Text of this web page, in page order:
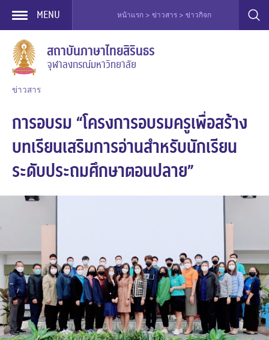
Skip
content
MENU หน้าแรก > ข่าวสาร > ข่าวกิจกรรมอื่น ๆ > การอบรม “โ
สถาบันภาษาไทยสิรินธร
จุฬาลงกรณ์มหาวิทยาลัย
ข่าวสาร
การอบรม “โครงการอบรมครูเพื่อสร้าง
บทเรียนเสริมการอ่านสำหรับนักเรียน
ระดับประถมศึกษาตอนปลาย”